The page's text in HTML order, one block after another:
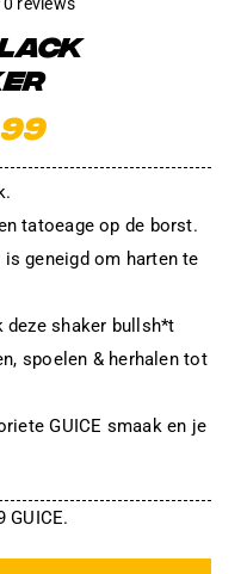
0 reviews
tatoeage op de borst.
geneigd om harten te
shaker bullsh*t
spoelen & herhalen tot
GUICE smaak en je
GUICE.